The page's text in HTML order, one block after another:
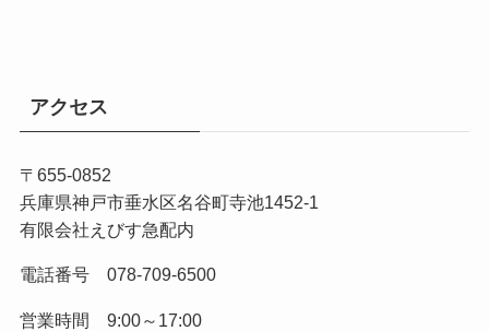
アクセス
〒655-0852
兵庫県神戸市垂水区名谷町寺池1452-1
有限会社えびす急配内
電話番号 078-709-6500
営業時間 9:00～17:00